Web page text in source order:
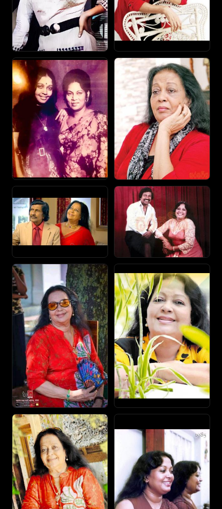
ඉකි ගසා අඬන්න ගත්තා. ඒක බලන් ඉන්න බැරිම තැන
තාත්තා කිව්වා පළවැනි චිත්‍රපටියෙ විතරක් රඟපාන්න
යන්න දෙන්නම් එතැනින් එහාට නම් අහන්න එන්න එපා
කියලා.
ඊට පස්සේ තමා මම පිපෙන කුමුදු චිත්‍රපටියෙ රඟපාන්න
ගියේ. ඒ චිත්‍රපටියේ රුක්මණී දේවිත් හිටියා. මං ඉතින්
බොහොම ආසාවෙන් රඟපෑම්වලට අම්මා එක්ක ගියා.
ඊට පස්සෙ මට දිගටම චිත්‍රපටි කිහිපයක් ලැබුණා. මම ඒ
හැම එකකටම ගියේ රුබී ඇන්ටිගෙ චිත්‍රපටියට යනවා
කියලා. ඒවා තමා රෑන ගිරව්, දහසක් සිතුවිලි, බිනරමලී,
සමනල කුමරියෝ, ඔය අතරේ මට ලැබෙන හයවැනි
චිත්‍රපටිය තමයි හතර පෙරළිය. හතර පෙරළියත්
අහම්බයක් වගේ, ඒක වෙන්නේ මෙහෙමයි. දවසක්
මමයි අම්මයි පන්සලට යනකොට අපි ඉන්න තැන කාර්
එකක් නැවැත්තුවා. එතකොට අපි දැනගෙන හිටියේ නැහැ
ඒ එල්.එම්. පෙරේරා මහතා කියලා. අපේ අම්මට කිව්වා
ආන්ටි මම කැමතියි දුවව චිත්‍රපටයකට ගන්න. මම
තමයි එල්. එම්. පෙරේරා කියන්නේ, අපි ‘‘හතර පෙරළිය'
කියලා චිත්‍රපටයක් කරනවා. ඒකට දුවව එක්කගෙන
එන්න කියලා. ඉතින් අම්මා මාව එක්ක ගියා. එතැනදී
මාව තෝරාගත්තා එල්.එම්. පෙරේරාගේ බිරිඳ විදියට.
‘‘හතර පෙරළිය' ගීතමය චිත්‍රපටයක්. හතර පෙරළියෙන්
පෙරළියක් වුණා කියන්නේ මගේ සහකාරයා රෝයි ද
සිල්වා හමු වුණා.
මම හරි ආසයි 'ගෙදර බුදුන් අම්මා', චිත්‍රපටයේ චරිතයට.
ඒක ආදර්ශමත් කතාවක්. අම්මා කැමති නෑ පුතාව
කොළඹට ඇරලා උගන්වන්න, ඒත් තාත්තා කැමතියි.
කොළඹට ඇරලා උගන්නලා හොඳ ක්‍රිකට් ක්‍රීඩකයෙක්
වෙලා ජනප්‍රිය වෙනවට. අන්තිමට එයා මත්ද්‍රව්‍යවලට
ඇබ්බැහි වෙනවා. ඒ නිසා අම්මා දුක් විඳිනවා. ඒ
චරිතයට මම හරි ආසයි. ඒ වගේම සුදු පිරුවට, කඩවුණු
පොරොන්දුව චිත්‍රපටයේ රුක්මණී දේවි කළ චරිතය මට
කරන්න ලැබුණා. ඒක මට ලැබුණු ලොකුම සම්මානයක්
කියලා මං හිතනවා. ඒක රෝයි අධ්‍යක්ෂණය කළ
චිත්‍රපටයක්.